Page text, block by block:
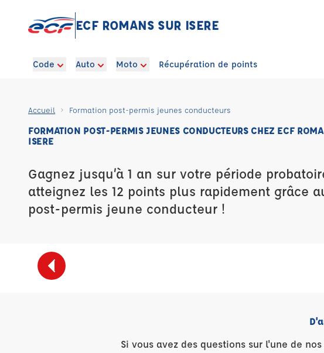
ECF ROMANS SUR ISERE
Code Auto Moto Récupération de points
Accueil Formation post-permis jeunes conducteurs
FORMATION POST-PERMIS JEUNES CONDUCTEURS CHEZ ECF
ISERE
Gagnez jusqu’à 1 an sur votre période
atteignez les 12 points plus rapidement grâce
post-permis jeune conducteur !
Si vous avez des questions sur l'une de